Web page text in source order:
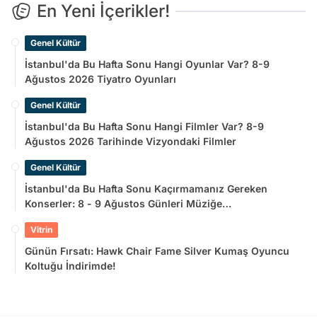
En Yeni İçerikler!
Genel Kültür
İstanbul'da Bu Hafta Sonu Hangi Oyunlar Var? 8-9
Ağustos 2026 Tiyatro Oyunları
Genel Kültür
İstanbul'da Bu Hafta Sonu Hangi Filmler Var? 8-9
Ağustos 2026 Tarihinde Vizyondaki Filmler
Genel Kültür
İstanbul'da Bu Hafta Sonu Kaçırmamanız Gereken
Konserler: 8 - 9 Ağustos Günleri Müziğe
Vitrin
Günün Fırsatı: Hawk Chair Fame Silver Kumaş Oyuncu
Koltuğu İndirimde!